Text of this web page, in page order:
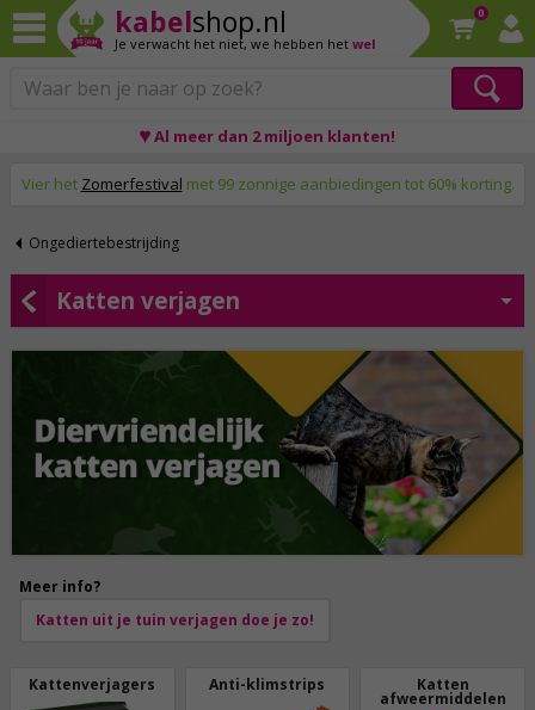
kabelshop.nl
Je verwacht het niet, we hebben het wel
0
♥ Al meer dan 2 miljoen klanten!
Vier het Zomerfestival met 99 zonnige aanbiedingen tot 60% korting.
Ongediertebestrijding
Katten verjagen
Meer info?
Katten uit je tuin verjagen doe je zo!
Kattenverjagers Anti-klimstrips Katten
afweermiddelen